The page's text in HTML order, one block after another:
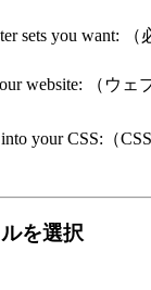
sets you want:
website: （ウ
into your CSS:（
を選択